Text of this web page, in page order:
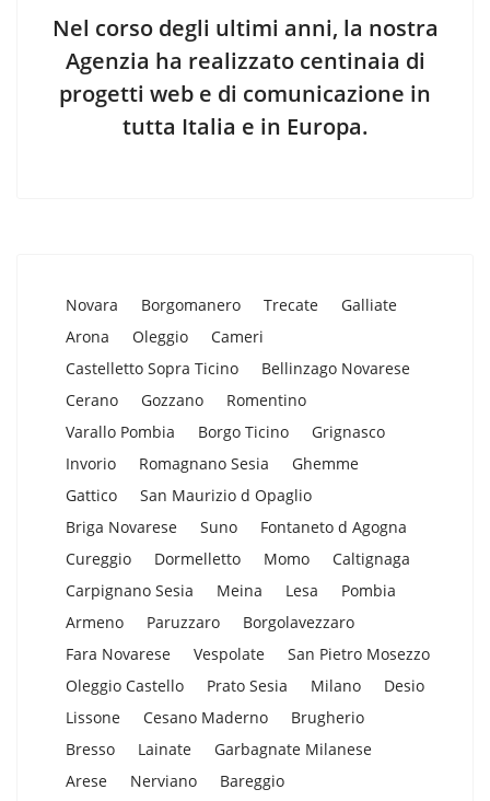
Nel corso degli ultimi anni, la nostra
Agenzia ha realizzato centinaia di
progetti web e di comunicazione in
tutta Italia e in Europa.
Novara Borgomanero Trecate
Galliate
Arona
Oleggio
Cameri
Castelletto Sopra Ticino
Bellinzago Novarese
Cerano
Gozzano
Romentino
Varallo Pombia
Borgo Ticino
Grignasco
Invorio
Romagnano Sesia
Ghemme
Gattico
San Maurizio d Opaglio
Briga Novarese
Suno
Fontaneto d Agogna
Cureggio
Dormelletto Momo
Caltignaga
Carpignano Sesia
Meina Lesa
Pombia
Armeno
Paruzzaro
Borgolavezzaro
Fara Novarese
Vespolate
San Pietro Mosezzo
Oleggio Castello
Prato Sesia Milano
Desio
Lissone
Cesano Maderno
Brugherio
Bresso
Lainate
Garbagnate Milanese
Arese
Nerviano
Bareggio